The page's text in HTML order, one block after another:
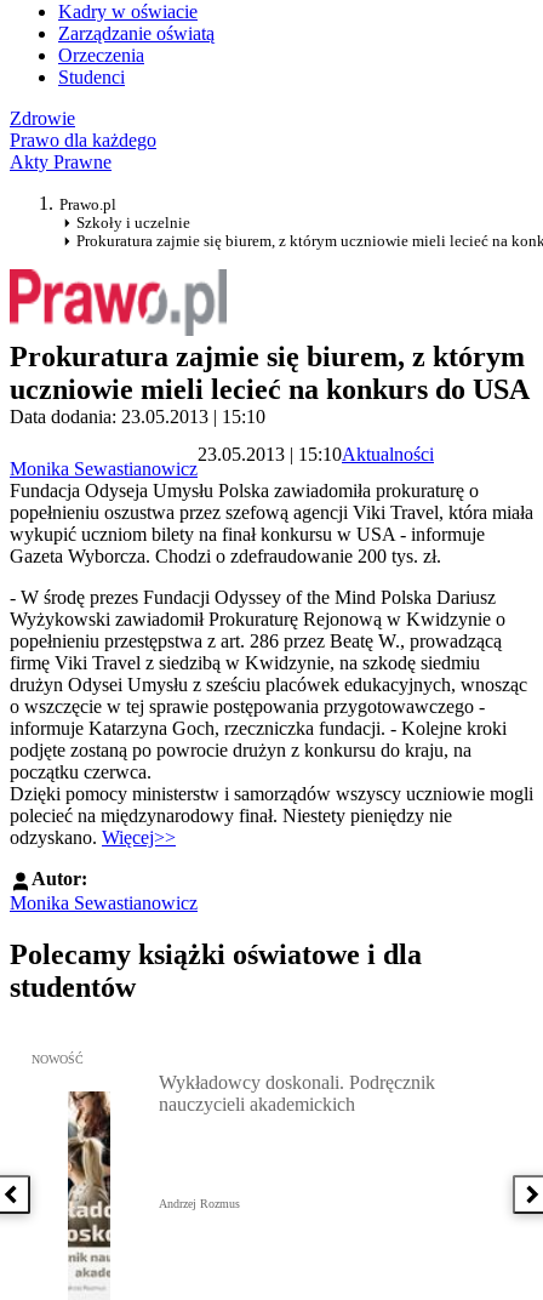
Kadry w oświacie
Zarządzanie oświatą
Orzeczenia
Studenci
Zdrowie
Prawo dla każdego
Akty Prawne
Prawo.pl
Szkoły i uczelnie
Prokuratura zajmie się biurem, z którym uczniowie mieli lecieć na
Prokuratura zajmie się biurem, z którym
uczniowie mieli lecieć na konkurs do USA
Data dodania: 23.05.2013 | 15:10
Monika Sewastianowicz
23.05.2013 | 15:10Aktualności
Fundacja Odyseja Umysłu Polska zawiadomiła prokuraturę o
popełnieniu oszustwa przez szefową agencji Viki Travel, która miała
wykupić uczniom bilety na finał konkursu w USA - informuje
Gazeta Wyborcza. Chodzi o zdefraudowanie 200 tys. zł.
- W środę prezes Fundacji Odyssey of the Mind Polska Dariusz
Wyżykowski zawiadomił Prokuraturę Rejonową w Kwidzynie o
popełnieniu przestępstwa z art. 286 przez Beatę W., prowadzącą
firmę Viki Travel z siedzibą w Kwidzynie, na szkodę siedmiu
drużyn Odysei Umysłu z sześciu placówek edukacyjnych, wnosząc
o wszczęcie w tej sprawie postępowania przygotowawczego -
informuje Katarzyna Goch, rzeczniczka fundacji. - Kolejne kroki
podjęte zostaną po powrocie drużyn z konkursu do kraju, na
początku czerwca.
Dzięki pomocy ministerstw i samorządów wszyscy uczniowie mogli
polecieć na międzynarodowy finał. Niestety pieniędzy nie
odzyskano. Więcej>>
Autor:
Monika Sewastianowicz
Polecamy książki oświatowe i dla
studentów
Poprzednia książka
Przejdź do: Wykładowcy doskonali. Podręcznik nauczycieli
NOWOŚĆ
Wykładowcy doskonali. Podręcznik
nauczycieli akademickich
Andrzej Rozmus